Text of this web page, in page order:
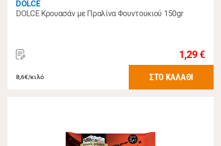
DOLCE
DOLCE Κρουασάν με Πραλίνα Φουντουκιού 150gr
1,29 €
8,6€/κιλό ΣΤΟ ΚΑΛΑΘΙ